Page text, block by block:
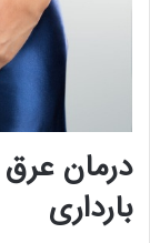
درمان
بارداری